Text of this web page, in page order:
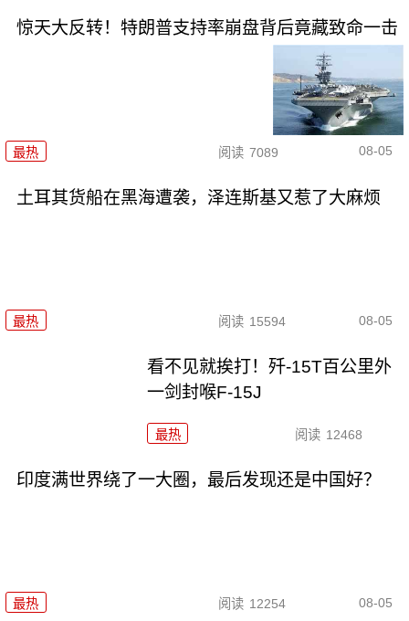
惊天大反转！特朗普支持率崩盘背后竟藏致命一击
最热 阅读 7089 08-05
土耳其货船在黑海遭袭，泽连斯基又惹了大麻烦
最热 阅读 15594 08-05
看不见就挨打！歼-15T百公里外
一剑封喉F-15J
最热 阅读 12468
印度满世界绕了一大圈，最后发现还是中国好？
最热 阅读 12254 08-05